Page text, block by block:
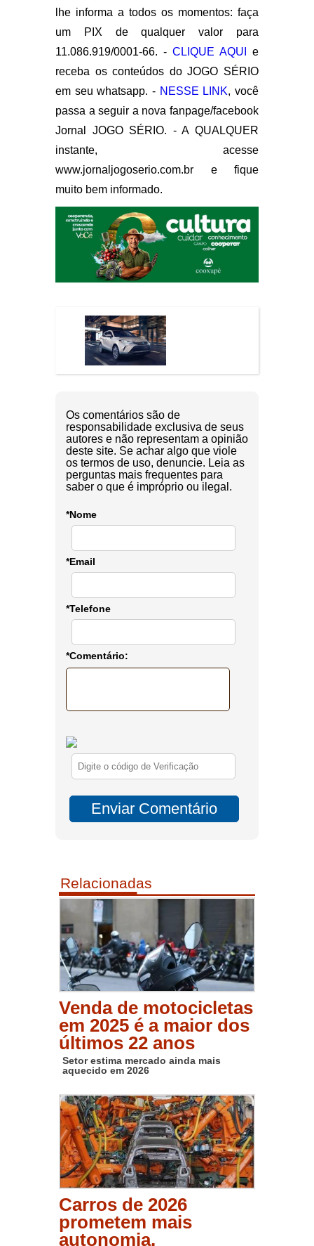
lhe informa a todos os momentos: faça
um PIX de qualquer valor para
11.086.919/0001-66. - CLIQUE AQUI
e
receba os conteúdos do JOGO SÉRIO
em seu whatsapp. - NESSE LINK, você
passa a seguir a nova fanpage/facebook
Jornal JOGO SÉRIO. - A QUALQUER
instante, acesse
www.jornaljogoserio.com.br e fique
muito bem informado.
Os comentários são de
responsabilidade exclusiva de seus
autores e não representam a opinião
deste site. Se achar algo que viole
os termos de uso, denuncie. Leia as
perguntas mais frequentes para
saber o que é impróprio ou ilegal.
*Nome
*Email
*Telefone
*Comentário:
Relacionadas
Venda de motocicletas
em 2025 é a maior dos
últimos 22 anos
Setor estima mercado ainda mais
aquecido em 2026
Carros de 2026
prometem mais
autonomia,